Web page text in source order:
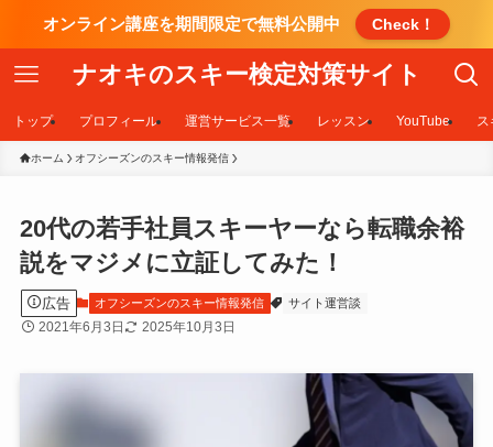
オンライン講座を期間限定で無料公開中 Check！
ナオキのスキー検定対策サイト
トップ プロフィール 運営サービス一覧 レッスン YouTube ス
ホーム オフシーズンのスキー情報発信
20代の若手社員スキーヤーなら転職余裕
説をマジメに立証してみた！
広告 オフシーズンのスキー情報発信 サイト運営談
2021年6月3日 2025年10月3日